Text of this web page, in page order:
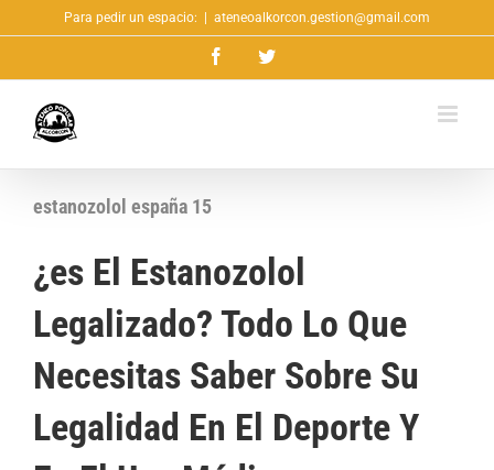
al
Para pedir un espacio: ateneoalkorcon.gestion@gmail.com
FacebookTwitter
estanozolol españa 15
¿es El Estanozolol
Legalizado? Todo Lo Que
Necesitas Saber Sobre Su
Legalidad En El Deporte Y